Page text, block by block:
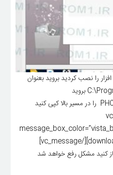
را نصب کردید بروید بعنوان
باز کنید مشکل رفع خواهد شد